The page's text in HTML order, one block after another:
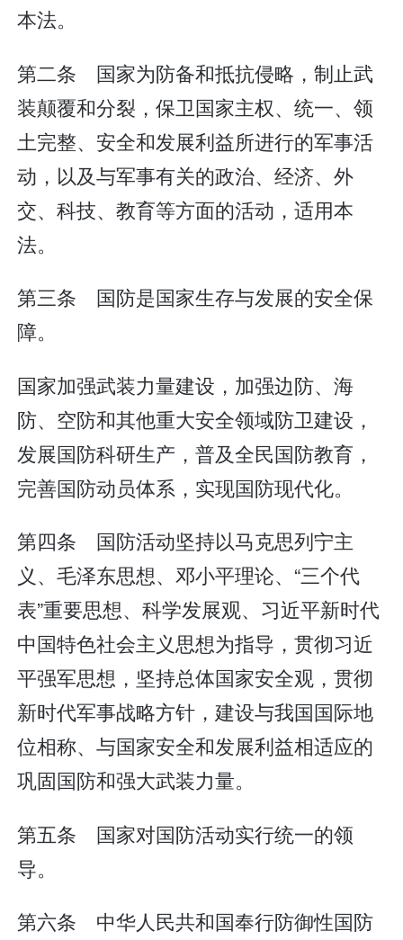
本法。
第二条 国家为防备和抵抗侵略，制止武
装颠覆和分裂，保卫国家主权、统一、领
土完整、安全和发展利益所进行的军事活
动，以及与军事有关的政治、经济、外
交、科技、教育等方面的活动，适用本
法。
第三条 国防是国家生存与发展的安全保
障。
国家加强武装力量建设，加强边防、海
防、空防和其他重大安全领域防卫建设，
发展国防科研生产，普及全民国防教育，
完善国防动员体系，实现国防现代化。
第四条 国防活动坚持以马克思列宁主
义、毛泽东思想、邓小平理论、“三个代
表”重要思想、科学发展观、习近平新时代
中国特色社会主义思想为指导，贯彻习近
平强军思想，坚持总体国家安全观，贯彻
新时代军事战略方针，建设与我国国际地
位相称、与国家安全和发展利益相适应的
巩固国防和强大武装力量。
第五条 国家对国防活动实行统一的领
导。
第六条 中华人民共和国奉行防御性国防